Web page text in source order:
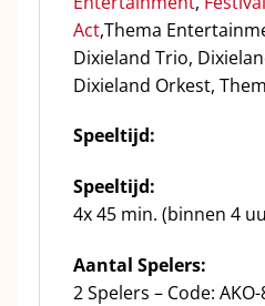
Act,Thema
Dixieland Trio,
Dixieland Orkest,
Speeltijd:
Speeltijd:
4x 45 min. (binnen 4
Aantal Spelers:
2 Spelers – Code: AKO-